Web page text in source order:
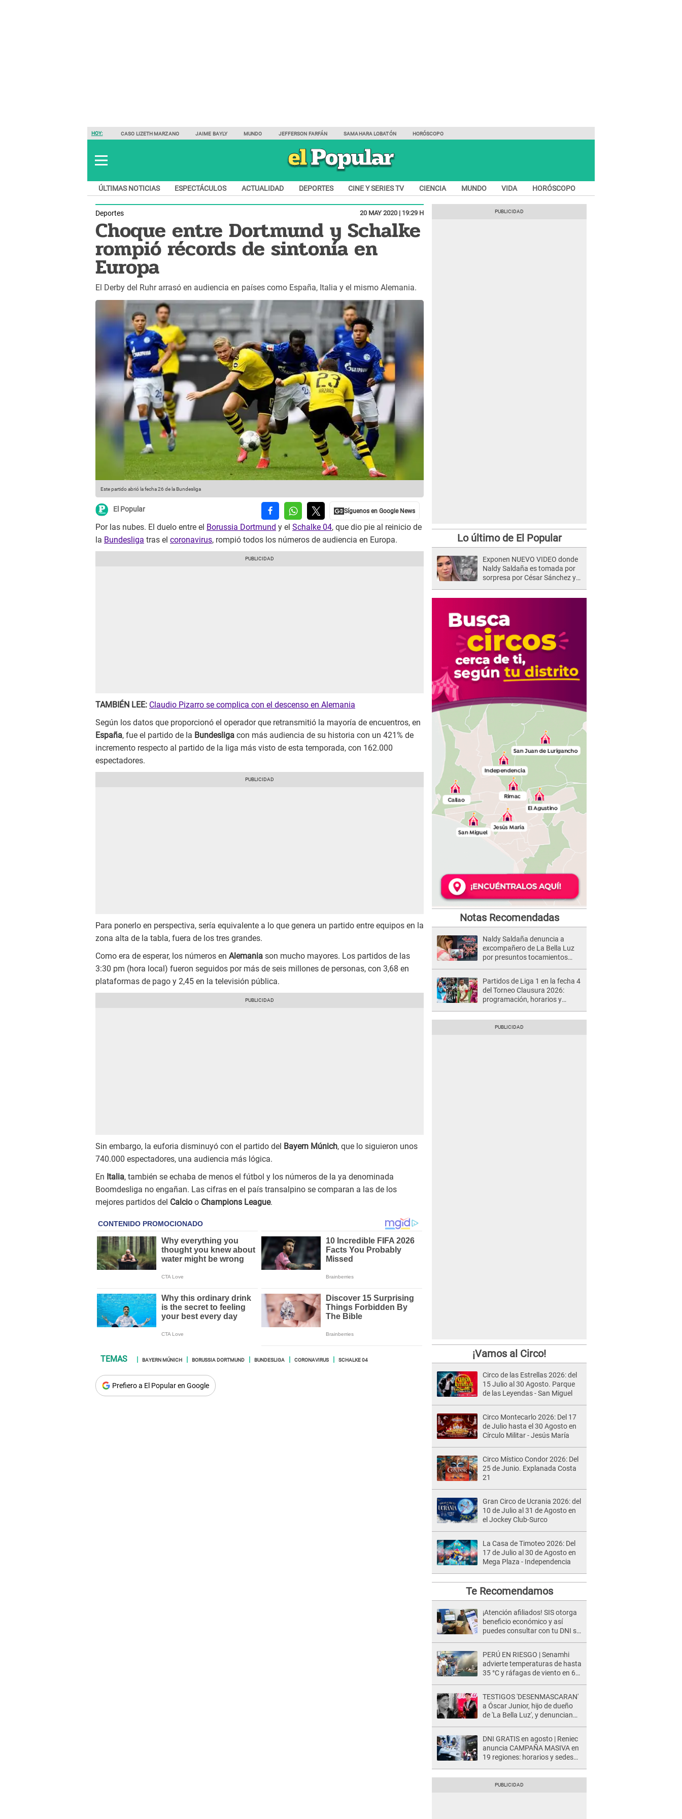
HOY: CASO LIZETH MARZANO JAIME BAYLY MUNDO JEFFERSON FARFÁN SAMAHARA LOBATÓN HORÓSCOPO
ÚLTIMAS NOTICIAS ESPECTÁCULOS ACTUALIDAD DEPORTES CINE Y SERIES TV CIENCIA MUNDO VIDA HORÓSCOPO
Deportes 20 MAY 2020 | 19:29 H
Choque entre Dortmund y Schalke
rompió récords de sintonía en
Europa
El Derby del Ruhr arrasó en audiencia en países como España, Italia y el mismo Alemania.
Este partido abrió la fecha 26 de la Bundesliga
El Popular
Por las nubes. El duelo entre el Borussia Dortmund y el Schalke 04, que dio pie al reinicio de
la Bundesliga tras el coronavirus, rompió todos los números de audiencia en Europa.
TAMBIÉN LEE: Claudio Pizarro se complica con el descenso en Alemania
Según los datos que proporcionó el operador que retransmitió la mayoría de encuentros, en
España, fue el partido de la Bundesliga con más audiencia de su historia con un 421% de
incremento respecto al partido de la liga más visto de esta temporada, con 162.000
espectadores.
Para ponerlo en perspectiva, sería equivalente a lo que genera un partido entre equipos en la
zona alta de la tabla, fuera de los tres grandes.
Como era de esperar, los números en Alemania son mucho mayores. Los partidos de las
3:30 pm (hora local) fueron seguidos por más de seis millones de personas, con 3,68 en
plataformas de pago y 2,45 en la televisión pública.
Sin embargo, la euforia disminuyó con el partido del Bayern Múnich, que lo siguieron unos
740.000 espectadores, una audiencia más lógica.
En Italia, también se echaba de menos el fútbol y los números de la ya denominada
Boomdesliga no engañan. Las cifras en el país transalpino se comparan a las de los
mejores partidos del Calcio o Champions League.
BAYERN MÚNICH BORUSSIA DORTMUND BUNDESLIGA CORONAVIRUS SCHALKE 04
Prefiero a El Popular en Google
Lo último de El Popular
Exponen NUEVO VIDEO donde
Naldy Saldaña es tomada por
sorpresa por César Sánchez y
Notas Recomendadas
Naldy Saldaña denuncia a
excompañero de La Bella Luz
por presuntos tocamientos
Partidos de Liga 1 en la fecha 4
del Torneo Clausura 2026:
programación, horarios y
¡Vamos al Circo!
Circo de las Estrellas 2026: del
15 Julio al 30 Agosto. Parque
de las Leyendas - San Miguel
Circo Montecarlo 2026: Del 17
de Julio hasta el 30 Agosto en
Círculo Militar - Jesús María
Circo Místico Condor 2026: Del
25 de Junio. Explanada Costa
21
Gran Circo de Ucrania 2026: del
10 de Julio al 31 de Agosto en
el Jockey Club-Surco
La Casa de Timoteo 2026: Del
17 de Julio al 30 de Agosto en
Mega Plaza - Independencia
Te Recomendamos
¡Atención afiliados! SIS otorga
beneficio económico y así
puedes consultar con tu DNI si
PERÚ EN RIESGO | Senamhi
advierte temperaturas de hasta
35 °C y ráfagas de viento en 6
TESTIGOS 'DESENMASCARAN'
a Óscar Junior, hijo de dueño
de 'La Bella Luz', y denuncian
DNI GRATIS en agosto | Reniec
anuncia CAMPAÑA MASIVA en
19 regiones: horarios y sedes